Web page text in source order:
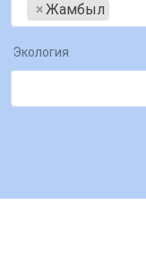
×Жамбыл
Экология